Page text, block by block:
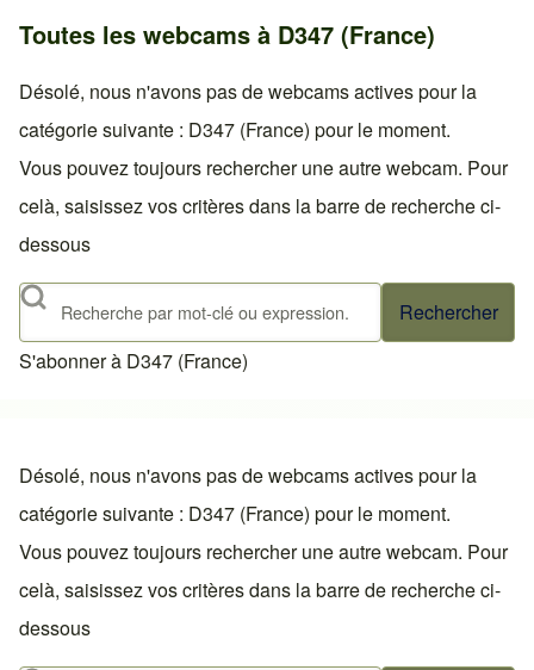
Toutes les webcams à D347 (France)
Désolé, nous n'avons pas de webcams actives pour la
catégorie suivante : D347 (France) pour le moment.
Vous pouvez toujours rechercher une autre webcam. Pour
celà, saisissez vos critères dans la barre de recherche ci-
dessous
Rechercher
S'abonner à D347 (France)
Désolé, nous n'avons pas de webcams actives pour la
catégorie suivante : D347 (France) pour le moment.
Vous pouvez toujours rechercher une autre webcam. Pour
celà, saisissez vos critères dans la barre de recherche ci-
dessous